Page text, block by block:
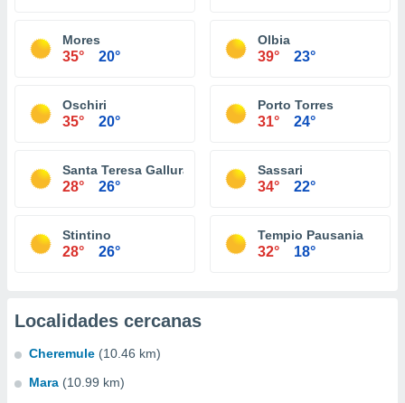
Mores
35° 20°
Olbia
39° 23°
Oschiri
35° 20°
Porto Torres
31° 24°
Santa Teresa Gallura
28° 26°
Sassari
34° 22°
Stintino
28° 26°
Tempio Pausania
32° 18°
Localidades cercanas
Cheremule (10.46 km)
Mara (10.99 km)